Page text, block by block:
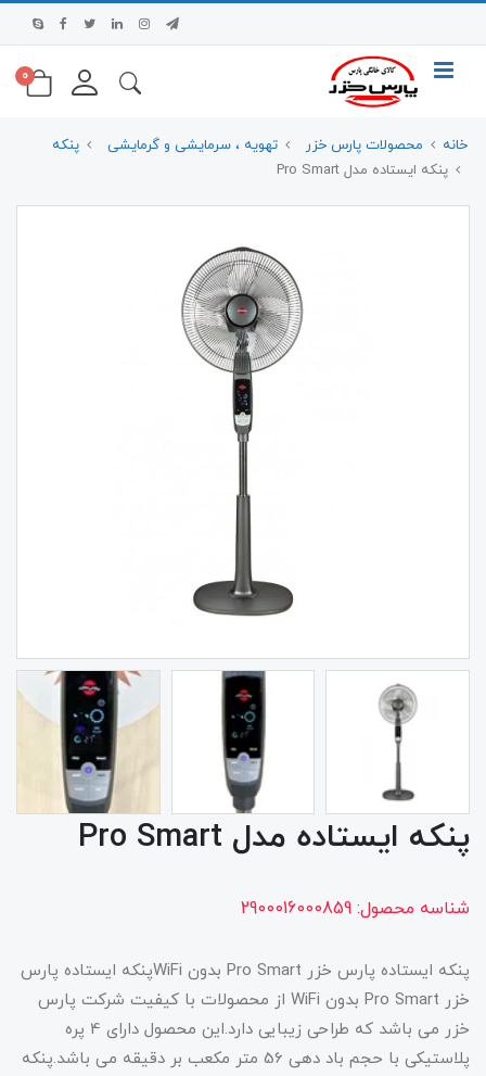
0
خانه محصولات پارس خزر تهویه ، سرمایشی و گرمایشی
پنکه
پنکه ایستاده مدل Pro Smart
پنکه ایستاده مدل Pro Smart
شناسه محصول: 2900016000859
پنکه ایستاده پارس خزر Pro Smart بدون WiFiپنکه ایستاده پارس
خزر Pro Smart بدون WiFi از محصولات با کیفیت شرکت پارس
خزر می باشد که طراحی زیبایی دارد.این محصول دارای 4 پره
پلاستیکی با حجم باد دهی 56 متر مکعب بر دقیقه می باشد.پنکه